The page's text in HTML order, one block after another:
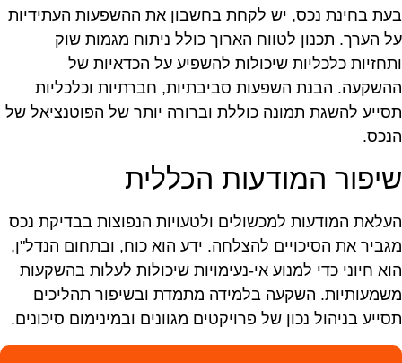
בחינת נכס, יש לקחת בחשבון את ההשפעות העתידיות
הערך. תכנון לטווח הארוך כולל ניתוח מגמות שוק
כלכליות שיכולות להשפיע על הכדאיות של
הבנת השפעות סביבתיות, חברתיות וכלכליות
להשגת תמונה כוללת וברורה יותר של הפוטנציאל של
המודעות הכללית
המודעות למכשולים ולטעויות הנפוצות בבדיקת נכס
את הסיכויים להצלחה. ידע הוא כוח, ובתחום הנדל"ן,
חיוני כדי למנוע אי-נעימויות שיכולות לעלות בהשקעות
השקעה בלמידה מתמדת ובשיפור תהליכים
בניהול נכון של פרויקטים מגוונים ובמינימום סיכונים.